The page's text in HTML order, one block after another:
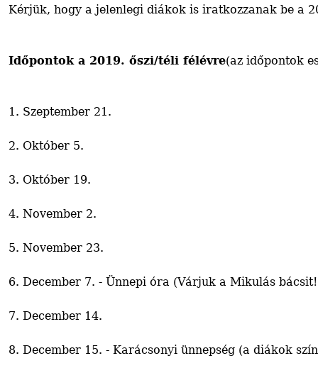
Kérjük, hogy a jelenlegi diákok is iratkozzanak be a
Időpontok a 2019. őszi/téli félévre(az időpontok
1. Szeptember 21.
2. Október 5.
3. Október 19.
4. November 2.
5. November 23.
6. December 7. - Ünnepi óra (Várjuk a Mikulás
7. December 14.
8. December 15. - Karácsonyi ünnepség (a diákok